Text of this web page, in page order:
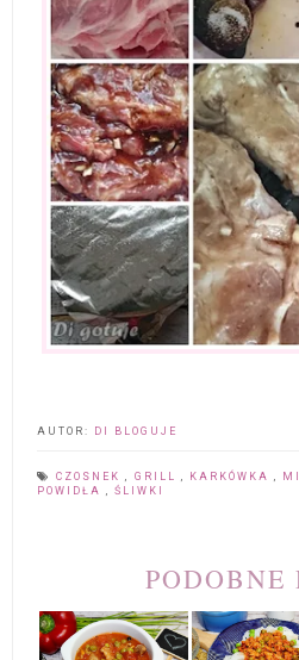
AUTOR: DI BLOGUJE
CZOSNEK, GRILL , KARKÓWKA,
POWIDŁA , ŚLIWKI
PODOBNE